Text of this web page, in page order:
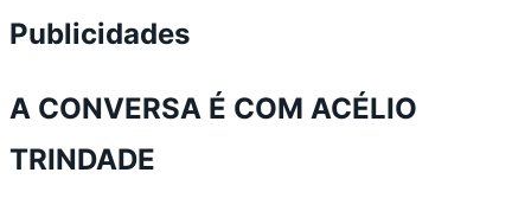
Publicidades
A CONVERSA É COM ACÉLIO
TRINDADE